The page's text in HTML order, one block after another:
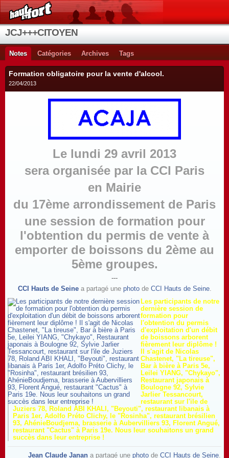
JCJ+++CITOYEN
Notes Catégories Archives Tags
Formation obligatoire pour la vente d'alcool.
22/04/2013
Le lundi 29 avril 2013
sera organisée par la CCI Paris
en Mairie
du 17ème arrondissement de Paris
une session de formation pour
l'obtention du permis de vente à
emporter de boissons du 2ème au
5ème groupes.
---
CCI Hauts de Seine a partagé une photo de CCI Hauts de Seine.
Les participants de notre
dernière session de
formation pour
l'obtention du permis
d'exploitation d'un débit
de boissons arborent
fièrement leur diplôme !
Il s'agit de Nicolas
Chastenet, "La tireuse",
Bar à bière à Paris 5e,
Leilei YIANG, "Chykayo",
Restaurant japonais à
Boulogne 92, Sylvie
Jarlier Tessancourt,
restaurant sur l'ile de
Juziers 78, Roland ABI KHALI, "Beyouti", restaurant libanais à
Paris 1er, Adolfo Préto Clichy, le "Rosinha", restaurant brésilien
93, AhénieBoudjema, brasserie à Aubervilliers 93, Florent Angué,
restaurant "Cactus" à Paris 19e. Nous leur souhaitons un grand
succès dans leur entreprise !
Jean Claude Janan a partagé une photo de CCI Hauts de Seine.